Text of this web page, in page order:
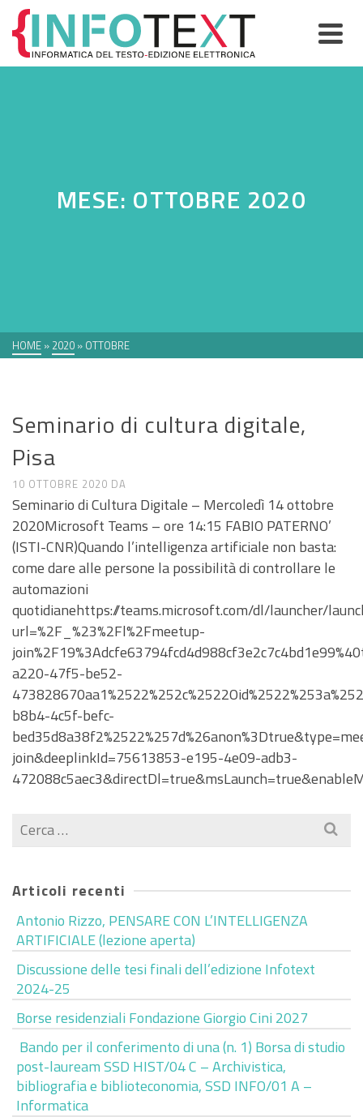
MESE: OTTOBRE 2020
HOME » 2020 » OTTOBRE
Seminario di cultura digitale,
Pisa
10 OTTOBRE 2020 DA
Seminario di Cultura Digitale – Mercoledì 14 ottobre
2020Microsoft Teams – ore 14:15 FABIO PATERNO’
(ISTI-CNR)Quando l’intelligenza artificiale non basta:
come dare alle persone la possibilità di controllare le
automazioni
quotidianehttps://teams.microsoft.com/dl/launcher/
url=%2F_%23%2Fl%2Fmeetup-
a220-47f5-be52-
b8b4-4c5f-befc-
join&deeplinkId=75613853-e195-4e09-adb3-
Cerca
per:
Articoli recenti
Antonio Rizzo, PENSARE CON L’INTELLIGENZA
ARTIFICIALE (lezione aperta)
Discussione delle tesi finali dell’edizione Infotext
2024-25
Borse residenziali Fondazione Giorgio Cini 2027
Bando per il conferimento di una (n. 1) Borsa di studio
post-lauream SSD HIST/04 C – Archivistica,
bibliografia e biblioteconomia, SSD INFO/01 A –
Informatica